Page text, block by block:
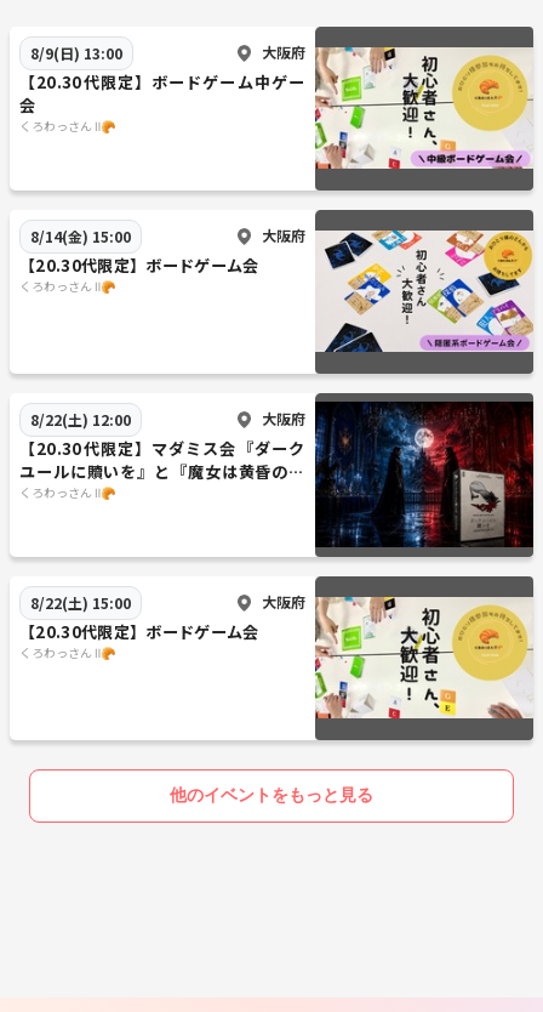
8/9(日) 13:00 大阪府
【20.30代限定】ボードゲーム中ゲー
会
くろわっさん Ⅱ🥐
8/14(金) 15:00 大阪府
【20.30代限定】ボードゲーム会
くろわっさん Ⅱ🥐
8/22(土) 12:00 大阪府
【20.30代限定】マダミス会『ダーク
ユールに贖いを』と『魔女は黄昏の鐘
に消える』
くろわっさん Ⅱ🥐
8/22(土) 15:00 大阪府
【20.30代限定】ボードゲーム会
くろわっさん Ⅱ🥐
他のイベントをもっと見る